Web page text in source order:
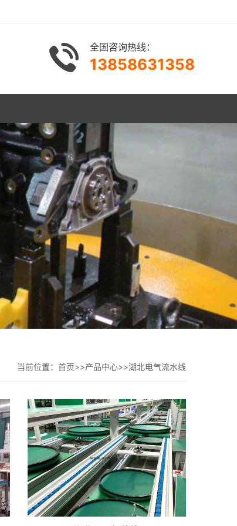
全国咨询热线：
13858631358
当前位置： 首页>>产品中心>>湖北电气流水线